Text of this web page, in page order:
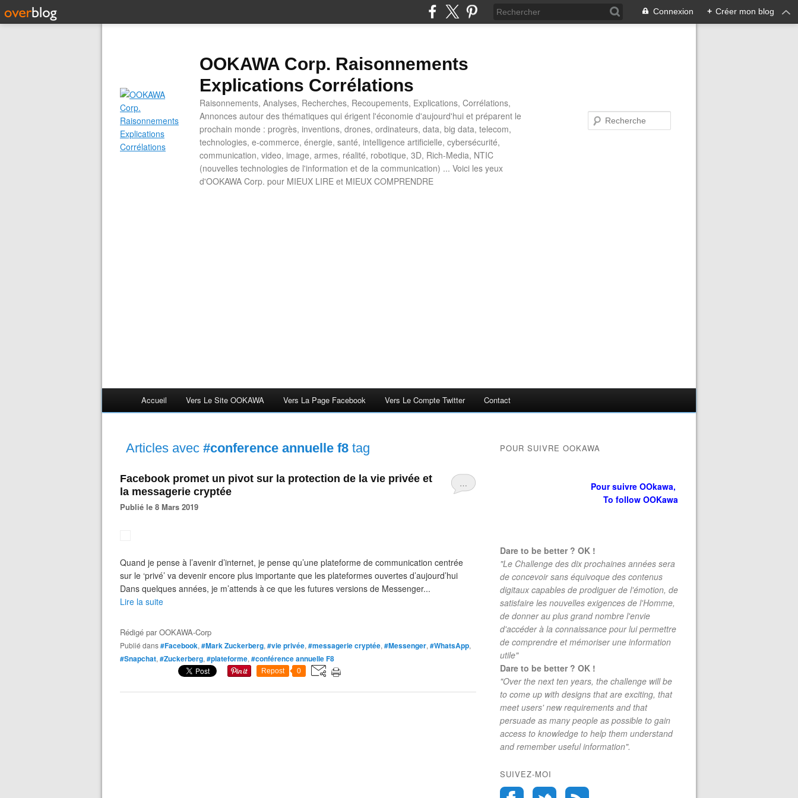
Connexion + Créer mon blog
OOKAWA Corp. Raisonnements
Explications Corrélations
Raisonnements, Analyses, Recherches, Recoupements, Explications, Corrélations,
Annonces autour des thématiques qui érigent l'économie d'aujourd'hui et préparent le
prochain monde : progrès, inventions, drones, ordinateurs, data, big data, telecom,
technologies, e-commerce, énergie, santé, intelligence artificielle, cybersécurité,
communication, video, image, armes, réalité, robotique, 3D, Rich-Media, NTIC
(nouvelles technologies de l'information et de la communication) ... Voici les yeux
d'OOKAWA Corp. pour MIEUX LIRE et MIEUX COMPRENDRE
Accueil Vers Le Site OOKAWA Vers La Page Facebook Vers Le Compte Twitter Contact
Articles avec #conference annuelle f8 tag
…
Facebook promet un pivot sur la protection de la vie privée et
la messagerie cryptée
Publié le 8 Mars 2019
Quand je pense à l’avenir d’internet, je pense qu’une plateforme de communication centrée
sur le ‘privé’ va devenir encore plus importante que les plateformes ouvertes d’aujourd’hui
Dans quelques années, je m’attends à ce que les futures versions de Messenger...
Lire la suite
Rédigé parOOKAWA-Corp
Publié dans#Facebook, #Mark Zuckerberg, #vie privée, #messagerie cryptée, #Messenger, #WhatsApp,
#Snapchat, #Zuckerberg, #plateforme, #conférence annuelle F8
Repost 0
POUR SUIVRE OOKAWA
Pour suivre OOkawa,
To follow OOKawa
Dare to be better ? OK !
"Le Challenge des dix prochaines années sera
de concevoir sans équivoque des contenus
digitaux capables de prodiguer de l'émotion, de
satisfaire les nouvelles exigences de l'Homme,
de donner au plus grand nombre l'envie
d'accéder à la connaissance pour lui permettre
de comprendre et mémoriser une information
utile"
Dare to be better ? OK !
"Over the next ten years, the challenge will be
to come up with designs that are exciting, that
meet users' new requirements and that
persuade as many people as possible to gain
access to knowledge to help them understand
and remember useful information".
SUIVEZ-MOI